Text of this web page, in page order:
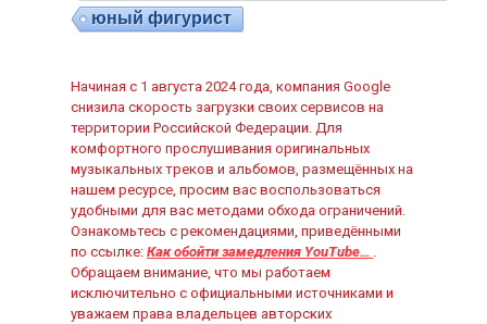
юный фигурист
Начиная с 1 августа 2024 года, компания Google
снизила скорость загрузки своих сервисов на
территории Российской Федерации. Для
комфортного прослушивания оригинальных
музыкальных треков и альбомов, размещённых на
нашем ресурсе, просим вас воспользоваться
удобными для вас методами обхода ограничений.
Ознакомьтесь с рекомендациями, приведёнными
по ссылке: Как обойти замедления YouTube… .
Обращаем внимание, что мы работаем
исключительно с официальными источниками и
уважаем права владельцев авторских